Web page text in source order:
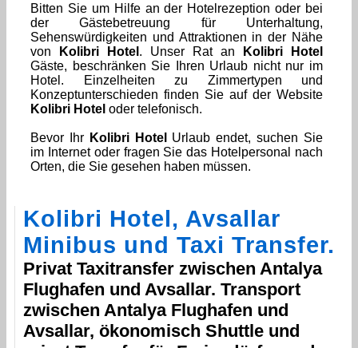
Bitten Sie um Hilfe an der Hotelrezeption oder bei
der Gästebetreuung für Unterhaltung,
Sehenswürdigkeiten und Attraktionen in der Nähe
von
Kolibri Hotel . Unser Rat an
Kolibri Hotel
Gäste, beschränken Sie Ihren Urlaub nicht nur im
Hotel. Einzelheiten zu Zimmertypen und
Konzeptunterschieden finden Sie auf der Website
Kolibri Hotel oder telefonisch.
Bevor Ihr Kolibri Hotel
Urlaub endet, suchen Sie
im Internet oder fragen Sie das Hotelpersonal nach
Orten, die Sie gesehen haben müssen.
Kolibri Hotel, Avsallar
Minibus und Taxi Transfer.
Privat Taxitransfer zwischen Antalya
Flughafen und Avsallar. Transport
zwischen Antalya Flughafen und
Avsallar, ökonomisch Shuttle und